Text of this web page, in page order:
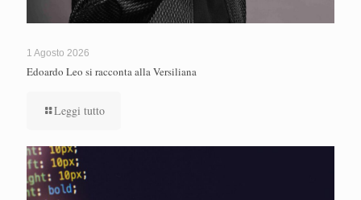
1 Agosto 2026
Edoardo Leo si racconta alla Versiliana
Leggi tutto